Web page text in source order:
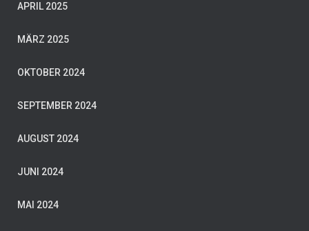
APRIL 2025
MÄRZ 2025
OKTOBER 2024
SEPTEMBER 2024
AUGUST 2024
JUNI 2024
MAI 2024